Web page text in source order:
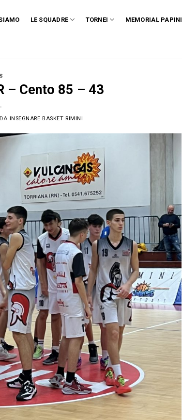
LE SQUADRE TORNEI MEMORIAL PAPINI
– Cento 85 – 43
DA INSEGNARE BASKET RIMINI